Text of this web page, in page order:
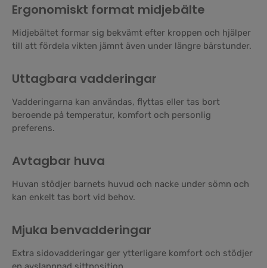
Ergonomiskt format midjebälte
Midjebältet formar sig bekvämt efter kroppen och hjälper
till att fördela vikten jämnt även under längre bärstunder.
Uttagbara vadderingar
Vadderingarna kan användas, flyttas eller tas bort
beroende på temperatur, komfort och personlig
preferens.
Avtagbar huva
Huvan stödjer barnets huvud och nacke under sömn och
kan enkelt tas bort vid behov.
Mjuka benvadderingar
Extra sidovadderingar ger ytterligare komfort och stödjer